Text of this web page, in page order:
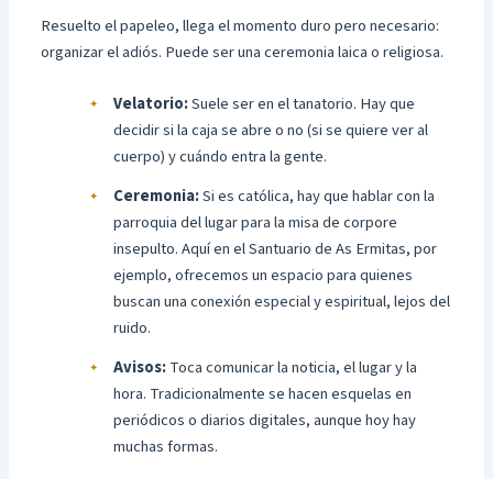
Resuelto el papeleo, llega el momento duro pero necesario:
organizar el adiós. Puede ser una ceremonia laica o religiosa.
Velatorio:Suele ser en el tanatorio. Hay que
decidir si la caja se abre o no (si se quiere ver al
cuerpo) y cuándo entra la gente.
Ceremonia:Si es católica, hay que hablar con la
parroquia del lugar para la misa de corpore
insepulto. Aquí en el Santuario de As Ermitas, por
ejemplo, ofrecemos un espacio para quienes
buscan una conexión especial y espiritual, lejos del
ruido.
Avisos:Toca comunicar la noticia, el lugar y la
hora. Tradicionalmente se hacen esquelas en
periódicos o diarios digitales, aunque hoy hay
muchas formas.